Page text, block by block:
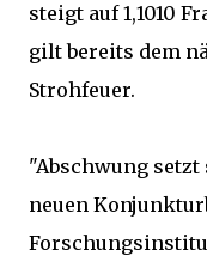
steigt auf 1,1010
gilt bereits dem
Strohfeuer.
"Abschwung
neuen